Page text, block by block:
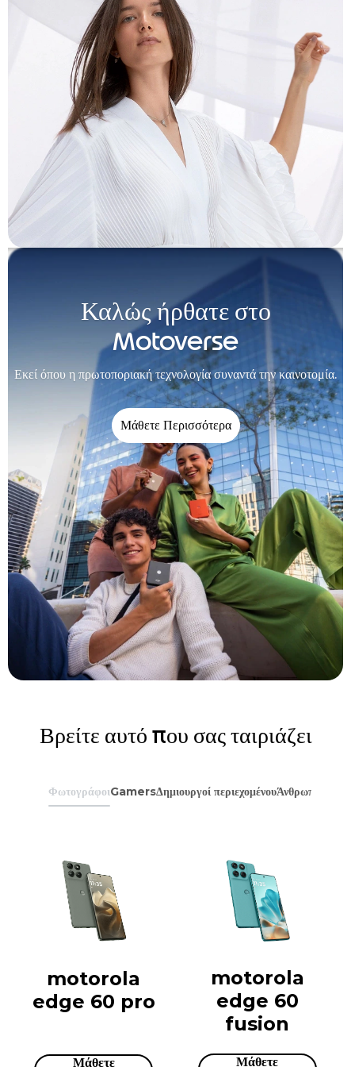
Καλώς ήρθατε στο
Motoverse
Εκεί όπου η πρωτοποριακή τεχνολογία συναντά την καινοτομία.
Μάθετε Περισσότερα
Βρείτε αυτό που σας ταιριάζει
ΦωτογράφοιGamersΔημιουργοί περιεχομένουΆνθρωποι που
motorola
edge 60 pro
Μάθετε
motorola
edge 60
fusion
Μάθετε